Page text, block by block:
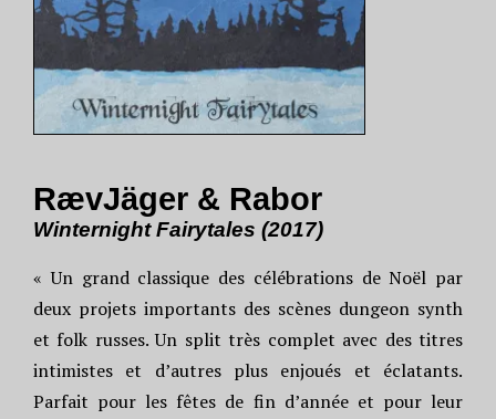
RævJäger & Rabor
Winternight Fairytales (2017)
« Un grand classique des célébrations de Noël par
deux projets importants des scènes dungeon synth
et folk russes. Un split très complet avec des titres
intimistes et d’autres plus enjoués et éclatants.
Parfait pour les fêtes de fin d’année et pour leur